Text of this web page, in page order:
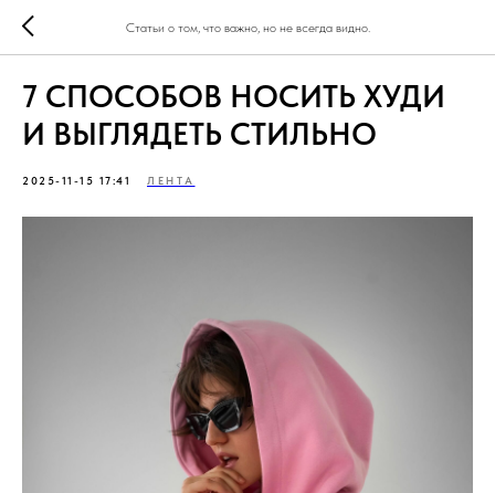
Статьи о том, что важно, но не всегда видно.
7 СПОСОБОВ НОСИТЬ ХУДИ
И ВЫГЛЯДЕТЬ СТИЛЬНО
2025-11-15 17:41 ЛЕНТА